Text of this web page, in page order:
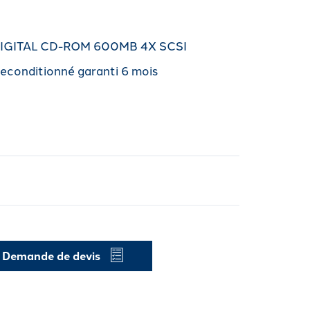
CD-ROM 600MB 4X SCSI
garanti 6 mois
Demande de devis